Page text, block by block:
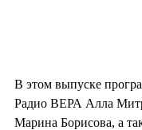
В этом выпуске
Радио ВЕРА Алла
Марина Борисова, а